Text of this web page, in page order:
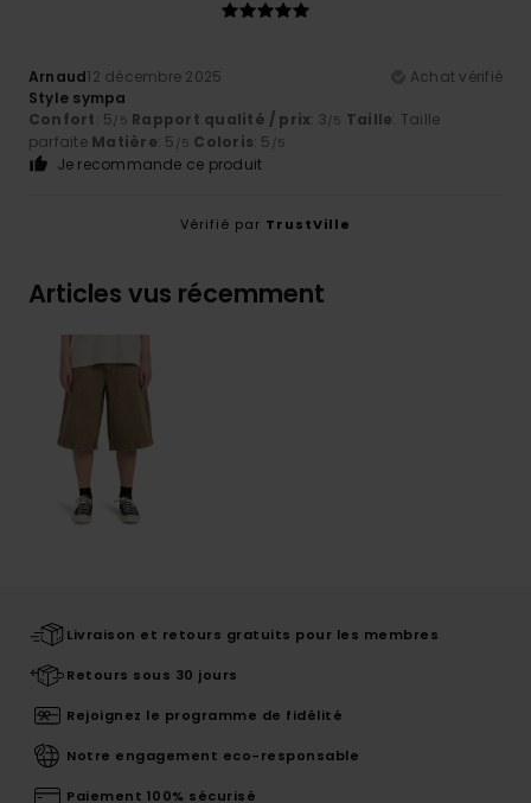
Arnaud12 décembre 2025
Achat vérifié
Style sympa
Confort: 5/5 Rapport qualité / prix: 3/5 Taille: Taille
parfaite Matière: 5 /5 Coloris: 5 /5
Je recommande ce produit
Vérifié par TrustVille
Articles vus récemment
Livraison et retours gratuits pour les membres
Retours sous 30 jours
Rejoignez le programme de fidélité
Notre engagement eco-responsable
Paiement 100% sécurisé